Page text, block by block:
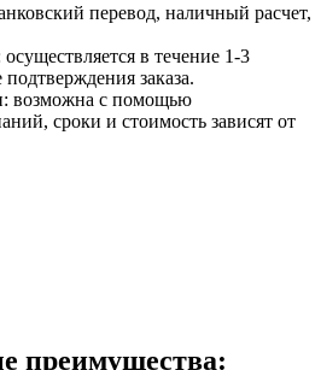
перевод, наличный расчет,
в течение 1-3
заказа.
возможна с помощью
сроки и стоимость зависят от
преимущества: